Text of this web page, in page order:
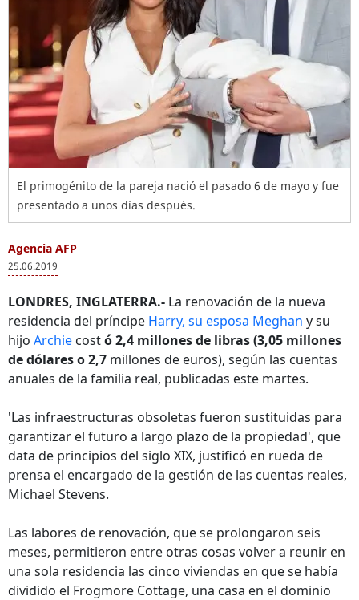
El primogénito de la pareja nació el pasado 6 de mayo y fue
presentado a unos días después.
Agencia AFP
25.06.2019
LONDRES, INGLATERRA.- La renovación de la nueva
residencia del príncipe Harry, su esposa Meghan y su
hijo Archie costó 2,4 millones de libras (3,05 millones
de dólares o 2,7 millones de euros), según las cuentas
anuales de la familia real, publicadas este martes.
'Las infraestructuras obsoletas fueron sustituidas para
garantizar el futuro a largo plazo de la propiedad', que
data de principios del siglo XIX, justificó en rueda de
prensa el encargado de la gestión de las cuentas reales,
Michael Stevens.
Las labores de renovación, que se prolongaron seis
meses, permitieron entre otras cosas volver a reunir en
una sola residencia las cinco viviendas en que se había
dividido el Frogmore Cottage, una casa en el dominio